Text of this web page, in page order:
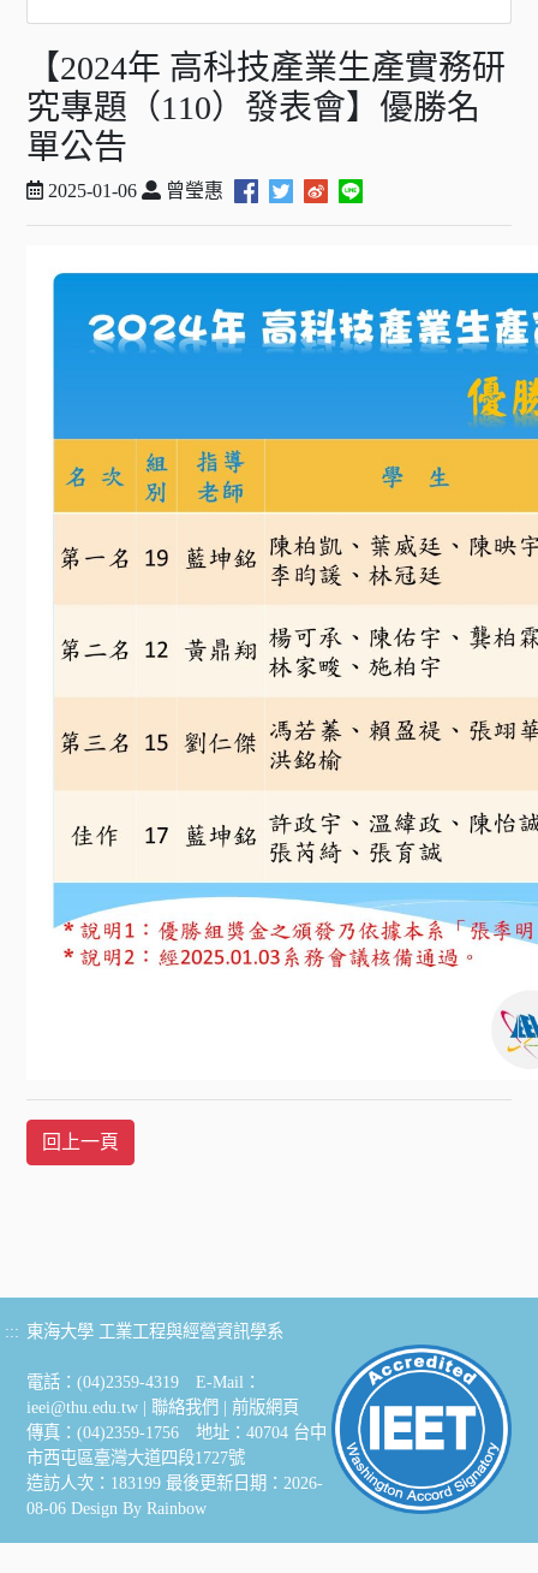
【2024年 高科技產業生產實務研
究專題（110）發表會】優勝名
單公告
2025-01-06 曾瑩惠
::: 東海大學 工業工程與經營資訊學系
電話：(04)2359-4319 E-Mail：
ieei@thu.edu.tw | 聯絡我們 |前版網頁
傳真：(04)2359-1756 地址：40704 台中
市西屯區臺灣大道四段1727號
造訪人次：183199 最後更新日期：2026-
08-06 Design ByRainbow